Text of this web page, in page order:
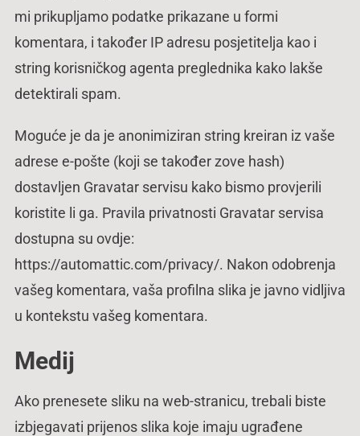
mi prikupljamo podatke prikazane u formi
komentara, i također IP adresu posjetitelja kao i
string korisničkog agenta preglednika kako lakše
detektirali spam.
Moguće je da je anonimiziran string kreiran iz vaše
adrese e-pošte (koji se također zove hash)
dostavljen Gravatar servisu kako bismo provjerili
koristite li ga. Pravila privatnosti Gravatar servisa
dostupna su ovdje:
https://automattic.com/privacy/. Nakon odobrenja
vašeg komentara, vaša profilna slika je javno vidljiva
u kontekstu vašeg komentara.
Medij
Ako prenesete sliku na web-stranicu, trebali biste
izbjegavati prijenos slika koje imaju ugrađene